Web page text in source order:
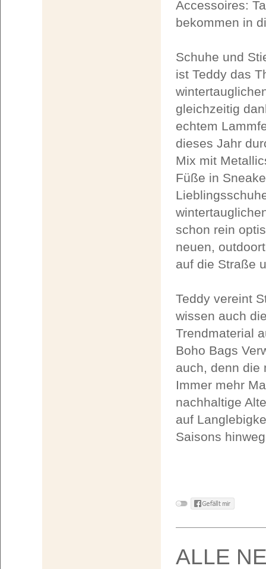
Accessoires:
bekommen in
Schuhe und
ist Teddy das
gleichzeitig
echtem
dieses Jahr
Mix mit
Füße in
schon rein
neuen,
auf die Straße
Teddy vereint
wissen auch
Trendmaterial
Boho Bags
auch, denn die
Immer mehr
nachhaltige
auf
Saisons
ALLE